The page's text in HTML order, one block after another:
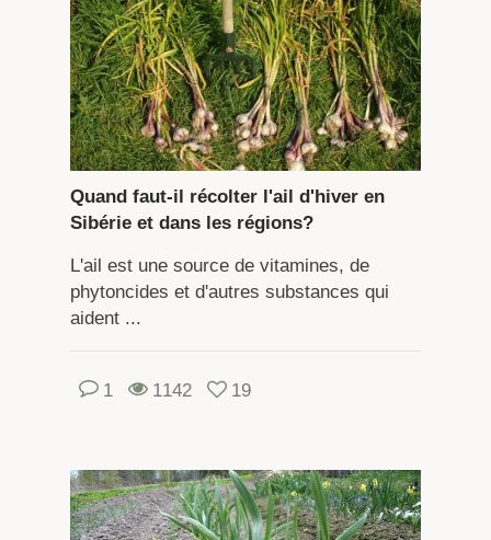
Quand faut-il récolter l'ail d'hiver en
Sibérie et dans les régions?
L'ail est une source de vitamines, de
phytoncides et d'autres substances qui
aident ...
1 1142 19